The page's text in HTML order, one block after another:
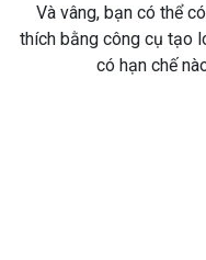
Và vâng, bạn có thể
thích bằng công cụ tạo
có hạn chế